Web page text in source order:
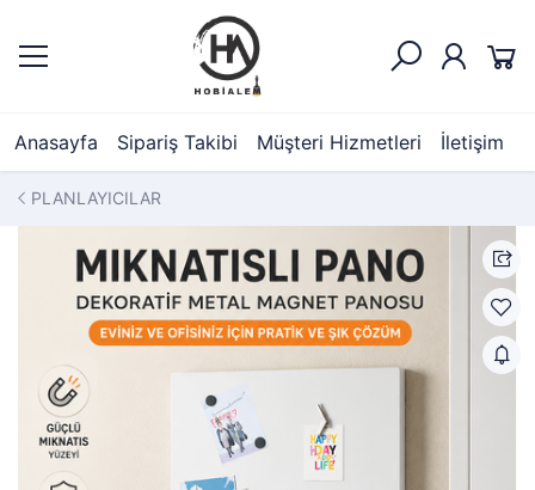
Anasayfa Sipariş Takibi Müşteri Hizmetleri İletişim
PLANLAYICILAR